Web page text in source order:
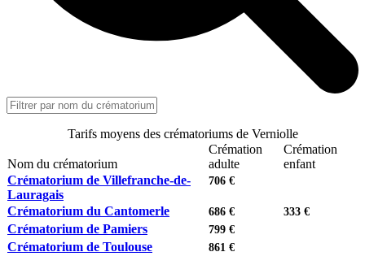
Tarifs moyens des crématoriums de Verniolle
Nom du crématorium
Crémation
adulte
Crémation
enfant
Crématorium de Villefranche-de-
Lauragais
706 €
Crématorium du Cantomerle 686 € 333 €
Crématorium de Pamiers 799 €
Crématorium de Toulouse 861 €